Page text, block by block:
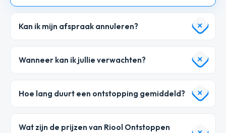
Kan ik mijn afspraak annuleren?
Wanneer kan ik jullie verwachten?
Hoe lang duurt een ontstopping gemiddeld?
Wat zijn de prijzen van Riool Ontstoppen